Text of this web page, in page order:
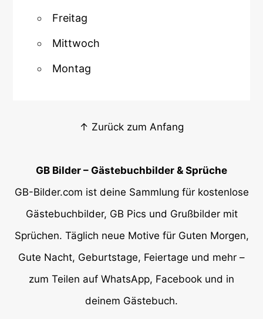
Freitag
Mittwoch
Montag
↑ Zurück zum Anfang
GB Bilder – Gästebuchbilder & Sprüche
GB-Bilder.com ist deine Sammlung für kostenlose
Gästebuchbilder, GB Pics und Grußbilder mit
Sprüchen. Täglich neue Motive für Guten Morgen,
Gute Nacht, Geburtstage, Feiertage und mehr –
zum Teilen auf WhatsApp, Facebook und in
deinem Gästebuch.